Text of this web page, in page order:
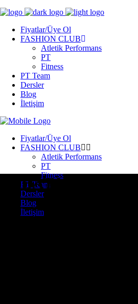
Fiyatlar/Üye Ol
FASHION CLUB
Atletik Performans
PT
Fitness
PT Team
Dersler
Blog
İletişim
Fiyatlar/Üye Ol
FASHION CLUB
Atletik Performans
PT
Fitness
PT Team
Dersler
Blog
İletişim
TABATA